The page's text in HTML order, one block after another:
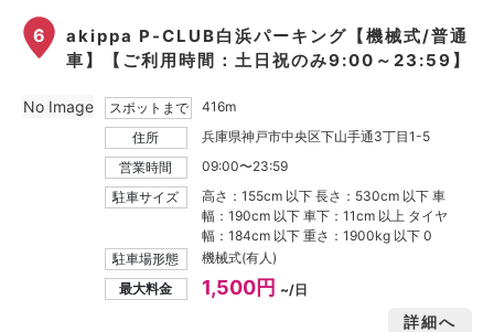
6
akippa P-CLUB白浜パーキング【機械式/普通
車】【ご利用時間：土日祝のみ9:00～23:59】
スポットまで
416m
住所
兵庫県神戸市中央区下山手通3丁目1-5
営業時間
09:00〜23:59
駐車サイズ
高さ：155cm 以下 長さ：530cm 以下 車
幅：190cm 以下 車下：11cm 以上 タイヤ
幅：184cm 以下 重さ：1900kg 以下 0
駐車場形態
機械式(有人)
最大料金
1,500円 ~/日
詳細へ
No Image